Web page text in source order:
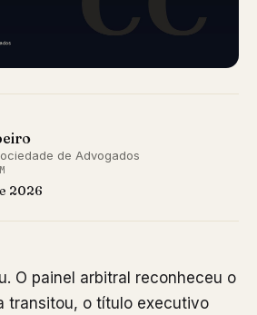
de Advogados
2026
O painel arbitral reconheceu o
transitou, o título executivo